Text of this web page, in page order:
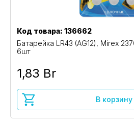
Код товара: 136662
Батарейка LR43 (AG12), Mirex
6шт
1,83 Br
В корзину